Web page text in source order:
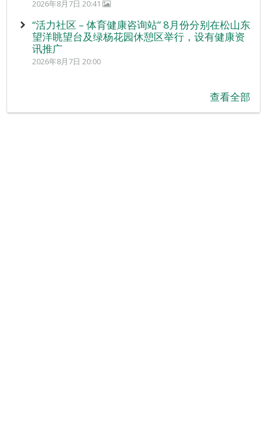
2026年8月7日 20:41
“活力社区 – 体育健康咨询站” 8月份分别在松山东
望洋眺望台及绿杨花园休憩区举行，设有健康资
讯推广
2026年8月7日 20:00
查看全部